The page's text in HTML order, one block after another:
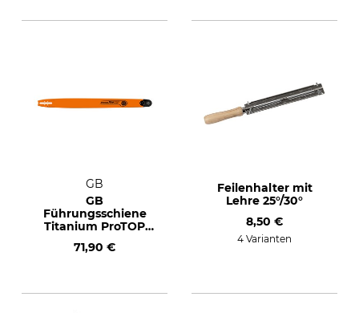
GB
GB
Führungsschiene
Titanium ProTOP
cm
71,90 €
Feilenhalter mit
Lehre 25°/30°
8,50 €
4 Varianten